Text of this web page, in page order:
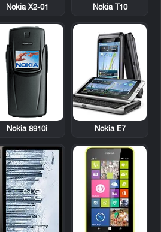
Nokia T10
Nokia X2-01
Nokia E7
Nokia 8910i